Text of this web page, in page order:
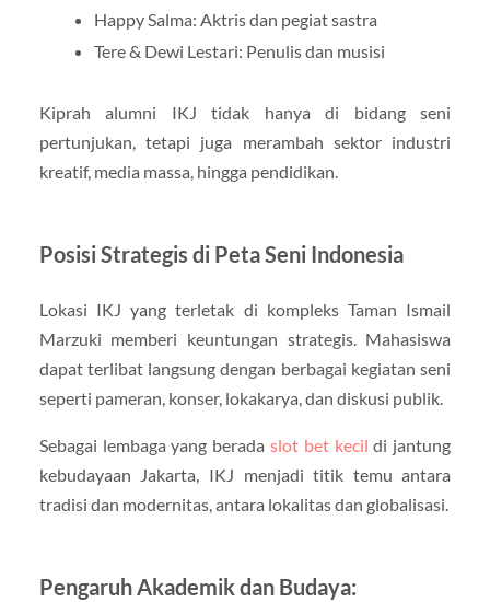
Happy Salma: Aktris dan pegiat sastra
Tere & Dewi Lestari: Penulis dan musisi
Kiprah alumni IKJ tidak hanya di bidang seni
pertunjukan, tetapi juga merambah sektor industri
kreatif, media massa, hingga pendidikan.
Posisi Strategis di Peta Seni Indonesia
Lokasi IKJ yang terletak di kompleks Taman Ismail
Marzuki memberi keuntungan strategis. Mahasiswa
dapat terlibat langsung dengan berbagai kegiatan seni
seperti pameran, konser, lokakarya, dan diskusi publik.
Sebagai lembaga yang berada slot bet kecil di jantung
kebudayaan Jakarta, IKJ menjadi titik temu antara
tradisi dan modernitas, antara lokalitas dan globalisasi.
Pengaruh Akademik dan Budaya: